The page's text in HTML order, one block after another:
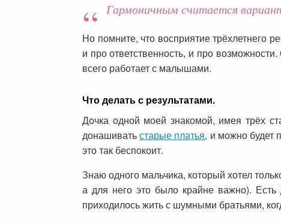
Гармоничным считается
Но помните, что восприятие трёхлетнего
и про ответственность, и про
всего работает с малышами.
Что делать с результатами.
Дочка одной моей знакомой, имея трёх
донашиватьстарые платья, и можно будет
это так беспокоит.
Знаю одного мальчика, который хотел
а для него это было крайне важно).
приходилось жить с шумными братьями,